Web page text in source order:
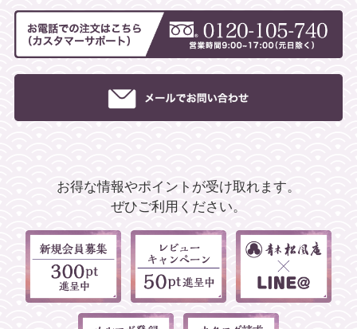
お得な情報やポイントが受け取れます。
ぜひご利用ください。